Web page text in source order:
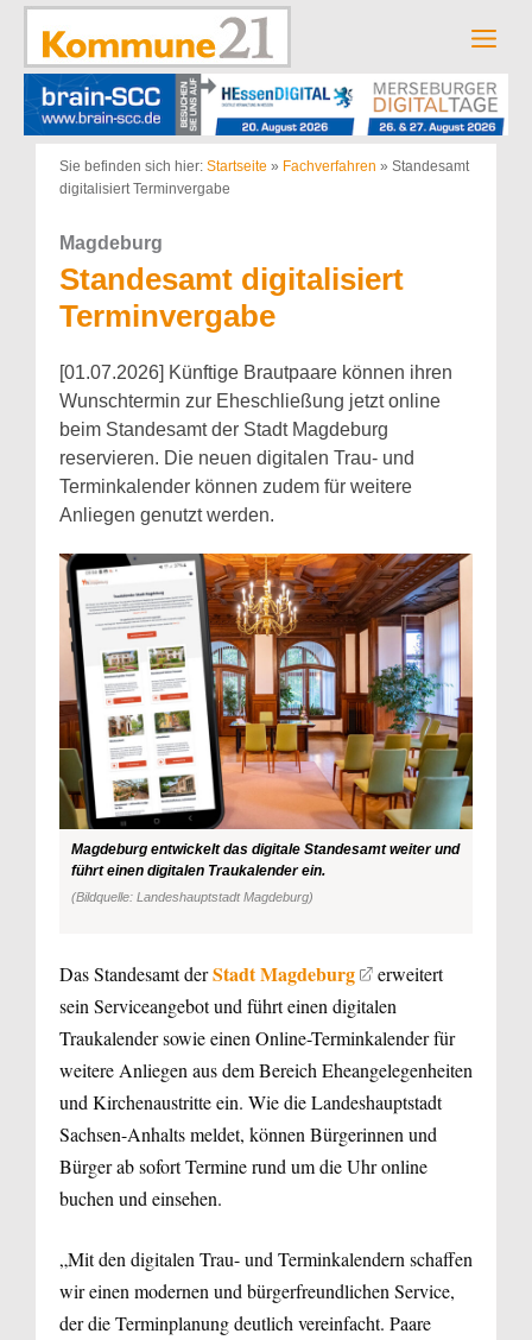
Zum
springen
Sie befinden sich hier: Startseite » Fachverfahren » Standesamt
digitalisiert Terminvergabe
Magdeburg
Standesamt digitalisiert
Terminvergabe
[01.07.2026] Künftige Brautpaare können ihren
Wunschtermin zur Eheschließung jetzt online
beim Standesamt der Stadt Magdeburg
reservieren. Die neuen digitalen Trau- und
Terminkalender können zudem für weitere
Anliegen genutzt werden.
Magdeburg entwickelt das digitale Standesamt weiter und
führt einen digitalen Traukalender ein.
(Bildquelle: Landeshauptstadt Magdeburg)
Das Standesamt derStadt Magdeburg
erweitert
sein Serviceangebot und führt einen digitalen
Traukalender sowie einen Online-Terminkalender für
weitere Anliegen aus dem Bereich Eheangelegenheiten
und Kirchenaustritte ein. Wie die Landeshauptstadt
Sachsen-Anhalts meldet, können Bürgerinnen und
Bürger ab sofort Termine rund um die Uhr online
buchen und einsehen.
„Mit den digitalen Trau- und Terminkalendern schaffen
wir einen modernen und bürgerfreundlichen Service,
der die Terminplanung deutlich vereinfacht. Paare